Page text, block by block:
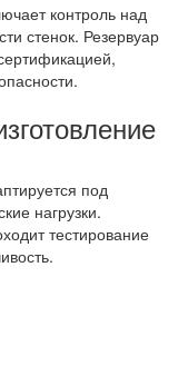
контроль над
стенок. Резервуар
под
нагрузки.
тестирование